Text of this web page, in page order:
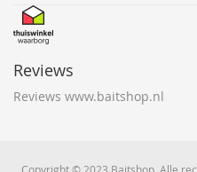
Reviews
Reviews www.baitshop.nl